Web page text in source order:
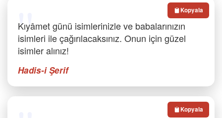
Kıyâmet günü isimlerinizle ve babalarınızın
isimleri ile çağırılacaksınız. Onun için güzel
isimler alınız!
Hadis-i Şerif
Kopyala
Kopyala